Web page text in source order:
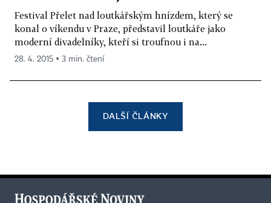
Festival Přelet nad loutkářským hnízdem, který se
konal o víkendu v Praze, představil loutkáře jako
moderní divadelníky, kteří si troufnou i na...
28. 4. 2015 ▪ 3 min. čtení
DALŠÍ ČLÁNKY